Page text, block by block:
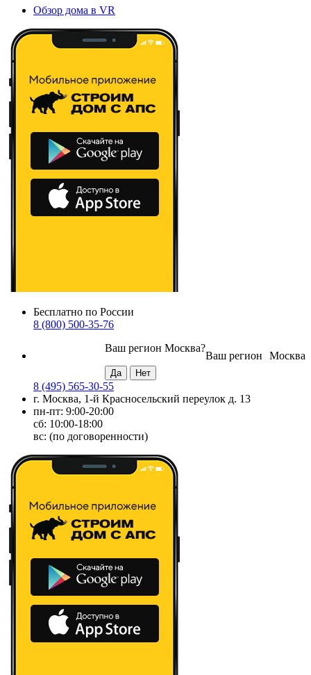
Обзор дома в VR
Бесплатно по России
8 (800) 500-35-76
Москва
Ваш регион
Ваш регион Москва?
8 (495) 565-30-55
г. Москва, 1-й Красносельский переулок д. 13
пн-пт: 9:00-20:00
сб: 10:00-18:00
вс: (по договоренности)